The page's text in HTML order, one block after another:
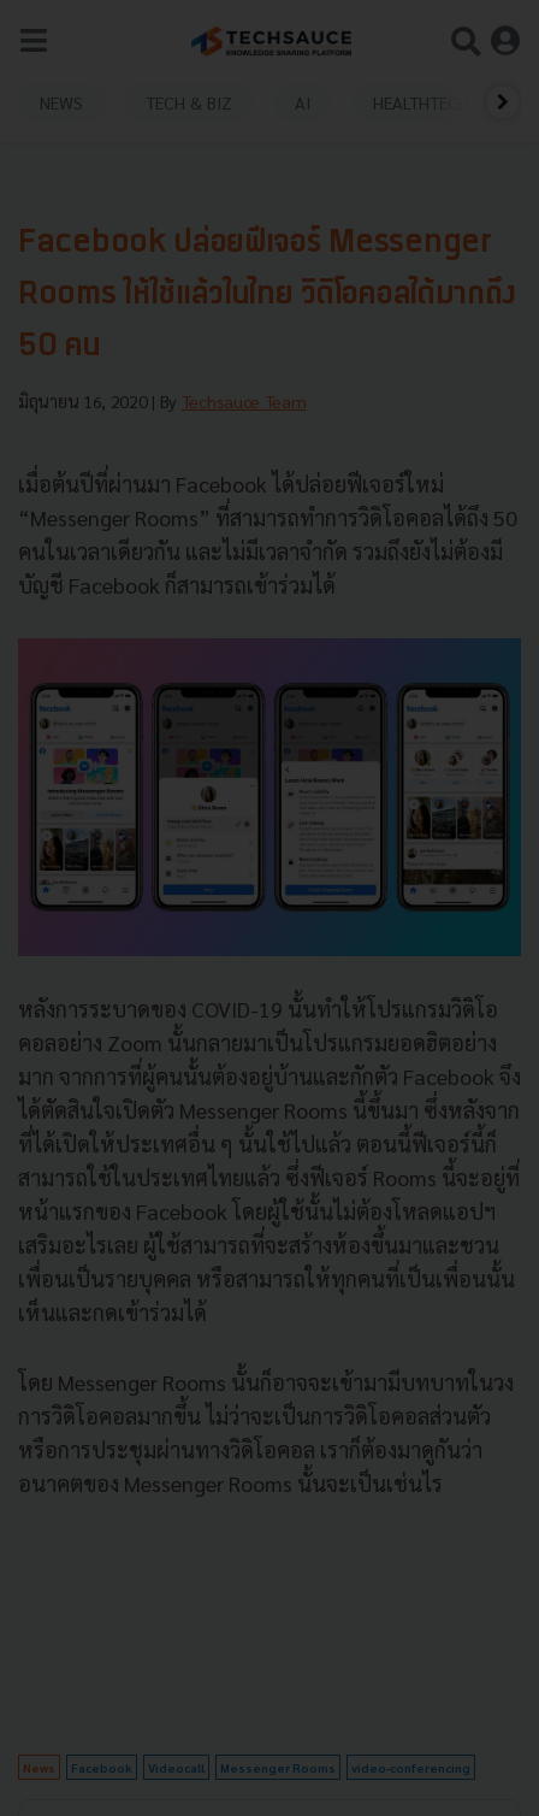
NEWS TECH & BIZ AI HEALTHTECH
Facebook ปล่อยฟีเจอร์ Messenger
Rooms ให้ใช้แล้วในไทย วิดิโอคอลได้มากถึง
50 คน
มิถุนายน 16, 2020 | By Techsauce Team
เมื่อต้นปีที่ผ่านมา Facebook ได้ปล่อยฟีเจอร์ใหม่
“Messenger Rooms” ที่สามารถทำการวิดิโอคอลได้ถึง 50
คนในเวลาเดียวกัน และไม่มีเวลาจำกัด รวมถึงยังไม่ต้องมี
บัญชี Facebook ก็สามารถเข้าร่วมได้
หลังการระบาดของ COVID-19 นั้นทำให้โปรแกรมวิดิโอ
คอลอย่าง Zoom นั้นกลายมาเป็นโปรแกรมยอดฮิตอย่าง
มาก จากการที่ผู้คนนั้นต้องอยู่บ้านและกักตัว Facebook จึง
ได้ตัดสินใจเปิดตัว Messenger Rooms นี้ขึ้นมา ซึ่งหลังจาก
ที่ได้เปิดให้ประเทศอื่น ๆ นั้นใช้ไปแล้ว ตอนนี้ฟีเจอร์นี้ก็
สามารถใช้ในประเทศไทยแล้ว ซึ่งฟีเจอร์ Rooms นี้จะอยู่ที่
หน้าแรกของ Facebook โดยผู้ใช้นั้นไม่ต้องโหลดแอปฯ
เสริมอะไรเลย ผู้ใช้สามารถที่จะสร้างห้องขึ้นมาและชวน
เพื่อนเป็นรายบุคคล หรือสามารถให้ทุกคนที่เป็นเพื่อนนั้น
เห็นและกดเข้าร่วมได้
โดย Messenger Rooms นั้นก็อาจจะเข้ามามีบทบาทในวง
การวิดิโอคอลมากขึ้น ไม่ว่าจะเป็นการวิดิโอคอลส่วนตัว
หรือการประชุมผ่านทางวิดิโอคอล เราก็ต้องมาดูกันว่า
อนาคตของ Messenger Rooms นั้นจะเป็นเช่นไร
News Facebook Videocall Messenger Rooms video-conferencing